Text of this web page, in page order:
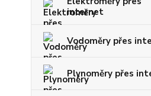
internet
Vodoměry přes
Plynoměry přes